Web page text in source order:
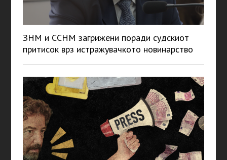
ЗНМ и ССНМ загрижени поради судскиот
притисок врз истражувачкото новинарство